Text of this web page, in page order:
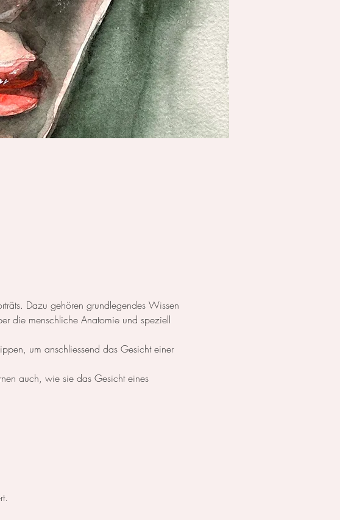
Dazu gehören grundlegendes Wissen
die menschliche Anatomie und speziell
um anschliessend das Gesicht einer
auch, wie sie das Gesicht eines